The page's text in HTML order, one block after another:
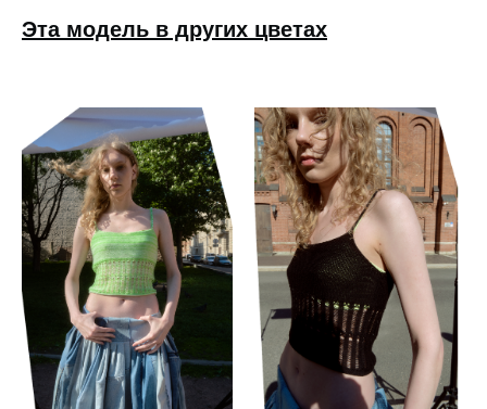
Эта модель в других цветах